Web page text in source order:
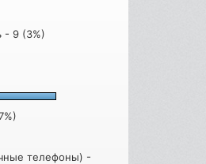
- 9 (3%)
телефоны) -